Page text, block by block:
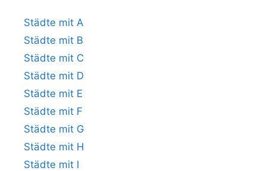
Städte mit A
Städte mit B
Städte mit C
Städte mit D
Städte mit E
Städte mit F
Städte mit G
Städte mit H
Städte mit I